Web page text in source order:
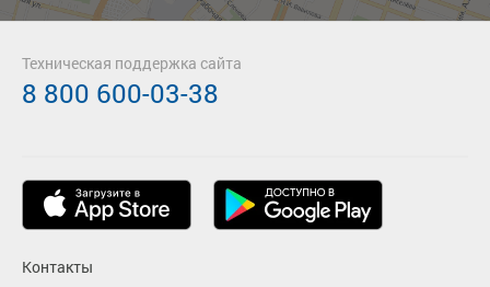
Контакты
Техническая поддержка сайта
8 800 600-03-38